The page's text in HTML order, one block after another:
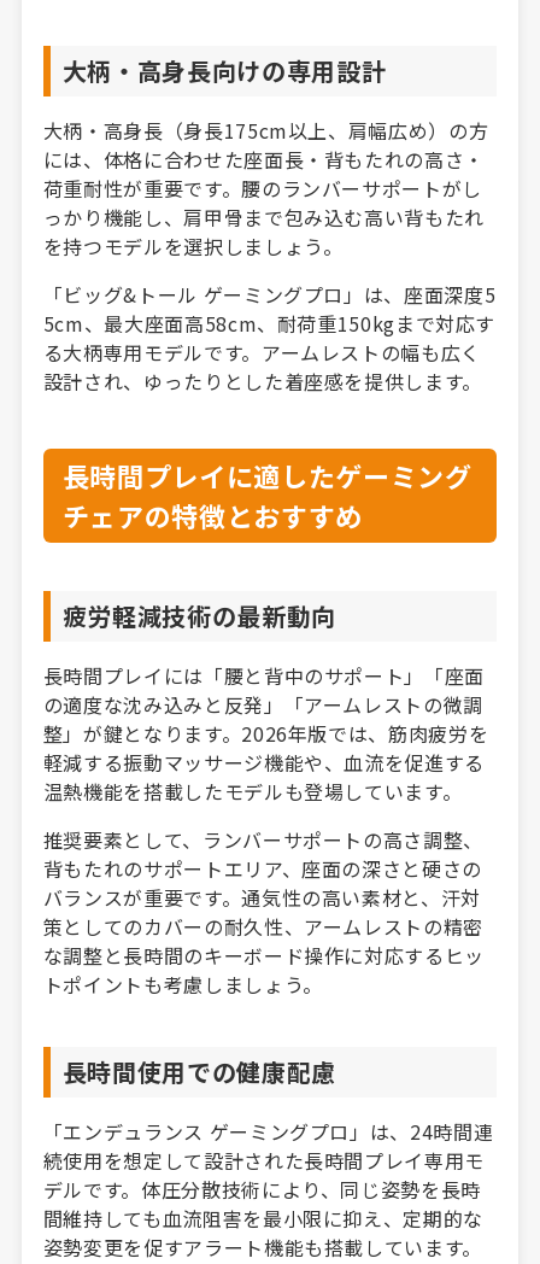
大柄・高身長向けの専用設計
大柄・高身長（身長175cm以上、肩幅広め）の方
には、体格に合わせた座面長・背もたれの高さ・
荷重耐性が重要です。腰のランバーサポートがし
っかり機能し、肩甲骨まで包み込む高い背もたれ
を持つモデルを選択しましょう。
「ビッグ&トール ゲーミングプロ」は、座面深度5
5cm、最大座面高58cm、耐荷重150kgまで対応す
る大柄専用モデルです。アームレストの幅も広く
設計され、ゆったりとした着座感を提供します。
長時間プレイに適したゲーミング
チェアの特徴とおすすめ
疲労軽減技術の最新動向
長時間プレイには「腰と背中のサポート」「座面
の適度な沈み込みと反発」「アームレストの微調
整」が鍵となります。2026年版では、筋肉疲労を
軽減する振動マッサージ機能や、血流を促進する
温熱機能を搭載したモデルも登場しています。
推奨要素として、ランバーサポートの高さ調整、
背もたれのサポートエリア、座面の深さと硬さの
バランスが重要です。通気性の高い素材と、汗対
策としてのカバーの耐久性、アームレストの精密
な調整と長時間のキーボード操作に対応するヒッ
トポイントも考慮しましょう。
長時間使用での健康配慮
「エンデュランス ゲーミングプロ」は、24時間連
続使用を想定して設計された長時間プレイ専用モ
デルです。体圧分散技術により、同じ姿勢を長時
間維持しても血流阻害を最小限に抑え、定期的な
姿勢変更を促すアラート機能も搭載しています。